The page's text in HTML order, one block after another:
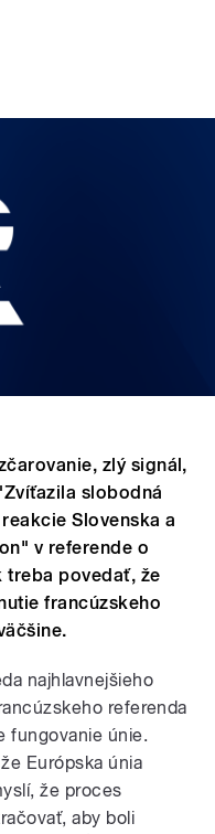
zlý signál,
slobodná
Slovenska a
v referende o
treba povedať, že
francúzskeho
najhlavnejšieho
referenda
fungovanie únie.
Európska únia
že proces
aby boli